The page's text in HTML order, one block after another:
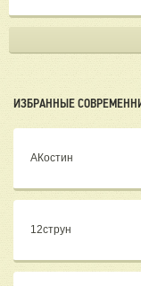
ИЗБРАННЫЕ
АКостин
12струн